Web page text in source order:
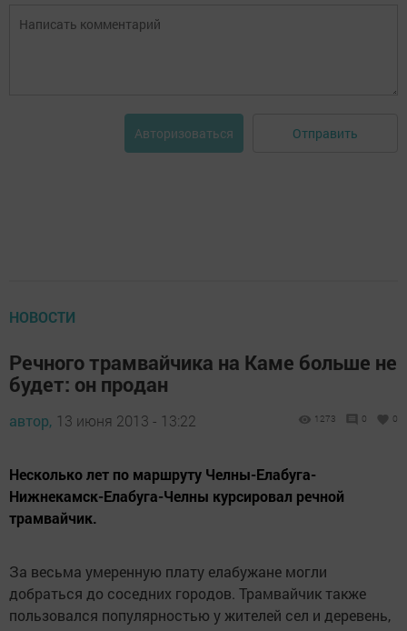
Авторизоваться Отправить
НОВОСТИ
Речного трамвайчика на Каме больше не
будет: он продан
автор, 13 июня 2013 - 13:22 1273 0 0
Несколько лет по маршруту Челны-Елабуга-
Нижнекамск-Елабуга-Челны курсировал речной
трамвайчик.
За весьма умеренную плату елабужане могли
добраться до соседних городов. Трамвайчик также
пользовался популярностью у жителей сел и деревень,